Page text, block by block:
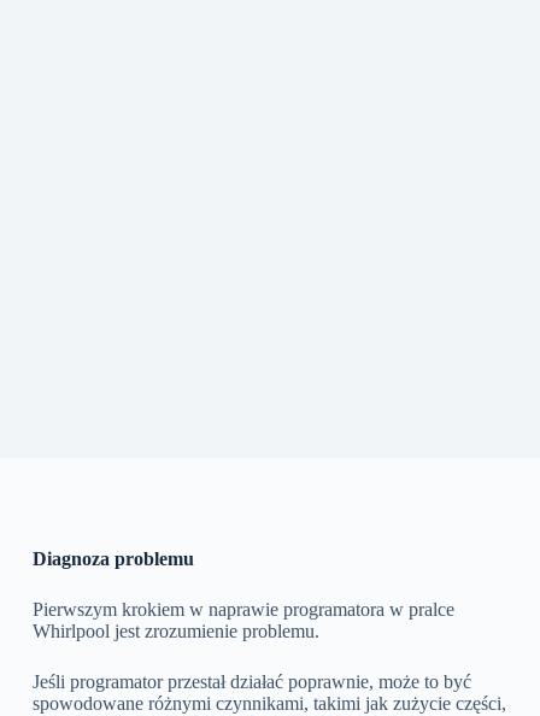
Diagnoza problemu
Pierwszym krokiem w naprawie programatora w pralce
Whirlpool jest zrozumienie problemu.
Jeśli programator przestał działać poprawnie, może to być
spowodowane różnymi czynnikami, takimi jak zużycie części,